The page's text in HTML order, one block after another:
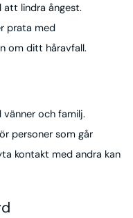
lindra ångest.
prata med
om ditt håravfall.
vänner och familj.
personer som går
kontakt med andra kan